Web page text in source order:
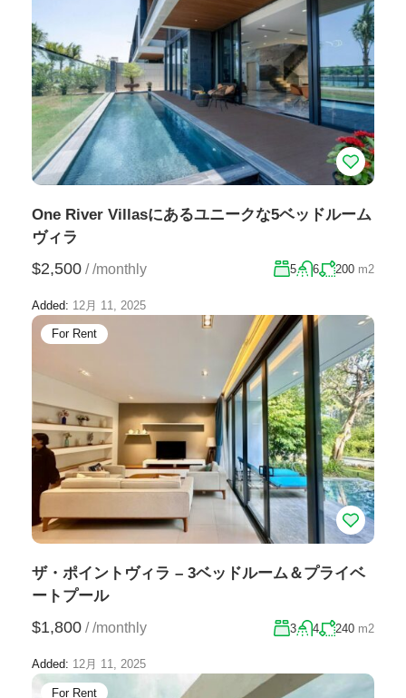
One River Villasにあるユニークな5ベッドルーム
ヴィラ
$2,500 / /monthly 5 6 200 m2
Added: 12月 11, 2025
For Rent
ザ・ポイントヴィラ – 3ベッドルーム＆プライベ
ートプール
$1,800 / /monthly 3 4 240 m2
Added: 12月 11, 2025
For Rent